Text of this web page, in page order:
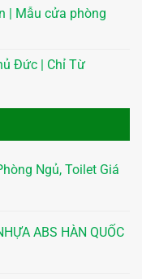
| Mẫu cửa phòng
Đức | Chỉ Từ
Ngủ, Toilet Giá
ABS HÀN QUỐC